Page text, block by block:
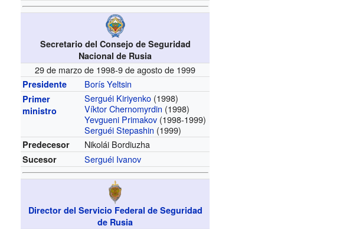
Secretario del Consejo de Seguridad
Nacional de Rusia
29 de marzo de 1998-9 de agosto de 1999
Presidente Borís Yeltsin
Primer
ministro
Serguéi Kiriyenko (1998)
Víktor Chernomyrdin (1998)
Yevgueni Primakov (1998-1999)
Serguéi Stepashin (1999)
Predecesor Nikolái Bordiuzha
Sucesor Serguéi Ivanov
Director del Servicio Federal de Seguridad
de Rusia